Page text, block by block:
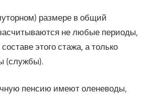
размере в общий
не любые периоды,
этого стажа, а только
(службы).
пенсию имеют оленеводы,